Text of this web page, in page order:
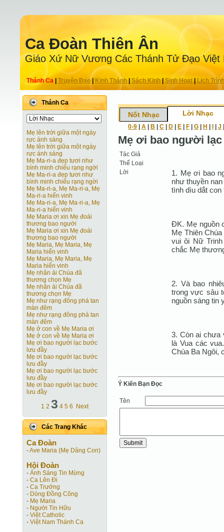
Ca Ðoàn Thiên Ân
Giáo Xứ Nữ Vương Các Thánh Tử Ðạo Việt
Thánh Ca Truyện Ðạo| Kinh Thánh Sách Kinh|Sinh Hoạt| Lịch Trình
Thánh Ca
Mẹ lên trời giữa một ngày
rực ánh sáng
Mẹ lên trời giữa một ngày
rực ánh sáng
Mẹ Ma-ri-a đẹp tươi như
bình minh chiếu rạng ngời
Mẹ Ma-ri-a đẹp tươi như
bình minh chiếu rạng ngời
Mẹ Ma-ri-a, Mẹ Ma-ri-a, Mẹ
Ma-ri-a hiển vinh
Mẹ Ma-ri-a, Mẹ Ma-ri-a, Mẹ
Ma-ri-a hiển vinh
Mẹ Maria ơi xin Mẹ đoái
thương bao người
Mẹ Maria ơi xin Mẹ đoái
thương bao người
Mẹ Maria, Mẹ Maria, Mẹ
Maria hiển vinh
Mẹ Maria, Mẹ Maria, Mẹ
Maria hiển vinh
Mẹ nhân ái Chúa đã
thương chọn Mẹ
Mẹ nhân ái Chúa đã
thương chọn Mẹ
Mẹ như rạng đông phá tan
màn đêm
Mẹ như rạng đông phá tan
màn đêm
Mẹ ở con về Mẹ Maria ơi
Mẹ ở con về Mẹ Maria ơi
Mẹ ơi bao người lạc bước
lưu đầy
Mẹ ơi bao người lạc bước
lưu đầy
Mẹ ơi bao người lạc bước
lưu đầy
Mẹ ơi bao người lạc bước
lưu đầy
1 2 3 4 5 6 Next
Các Trang Khác
Ca Ðoàn
-Ave Maria (Mẹ Dâng Con)
Hội Ðoàn
- Ánh Sáng Tin Mừng
- Ca Lên Đi
- Ca Trưởng
- Dòng Đồng Công
- Mẹ Maria
- Người Tin Hữu
- Việt Catholic
- Việt Nam Thánh Ca
Nốt Nhạc Lời Nhạc
0-9 A B C D E F G H J
Mẹ ơi bao người
Tác Giả
Thể Loại
Lời
1. Mẹ ơi bao
như thuyền
tình dìu dắt
ÐK. Mẹ nguồn
Mẹ Thiên
vui ôi Nữ
chắc Mẹ
2. Và bao
trong vực sâu
nguồn sáng tin
3. Còn ai chưa
là Vua các
Chúa Ba Ngôi,
Ý Kiến Bạn Ðọc
Tên